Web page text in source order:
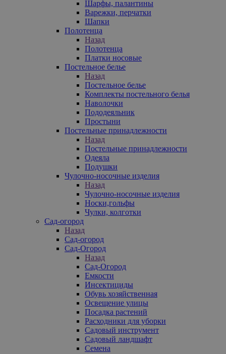
Шарфы, палантины
Варежки, перчатки
Шапки
Полотенца
Назад
Полотенца
Платки носовые
Постельное белье
Назад
Постельное белье
Комплекты постельного белья
Наволочки
Пододеяльник
Простыни
Постельные принадлежности
Назад
Постельные принадлежности
Одеяла
Подушки
Чулочно-носочные изделия
Назад
Чулочно-носочные изделия
Носки,гольфы
Чулки, колготки
Сад-огород
Назад
Сад-огород
Сад-Огород
Назад
Сад-Огород
Емкости
Инсектициды
Обувь хозяйственная
Освещение улицы
Посадка растений
Расходники для уборки
Садовый инструмент
Садовый ландшафт
Семена